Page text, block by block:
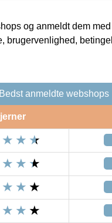
og anmeldt dem
brugervenlighed,
Bedst anmeldte webshops